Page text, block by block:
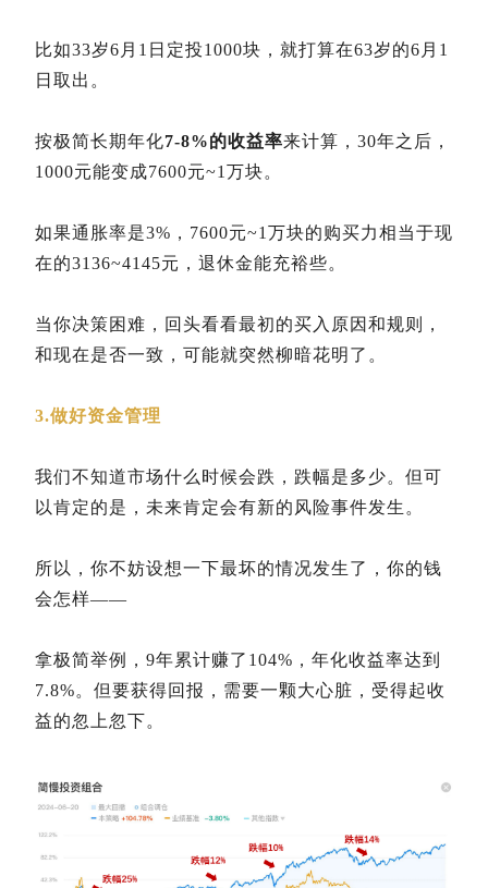
比如33岁6月1日定投1000块，就打算在63岁的6月1
日取出。
按极简长期年化7-8%的收益率来计算，30年之后，
1000元能变成7600元~1万块。
如果通胀率是3%，7600元~1万块的购买力相当于现
在的3136~4145元，退休金能充裕些。
当你决策困难，回头看看最初的买入原因和规则，
和现在是否一致，可能就突然柳暗花明了。
3.做好资金管理
我们不知道市场什么时候会跌，跌幅是多少。但可
以肯定的是，未来肯定会有新的风险事件发生。
所以，你不妨设想一下最坏的情况发生了，你的钱
会怎样——
拿极简举例，9年累计赚了104%，年化收益率达到
7.8%。但要获得回报，需要一颗大心脏，受得起收
益的忽上忽下。